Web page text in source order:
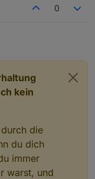
0
kein
die
du dich
immer
warst, und